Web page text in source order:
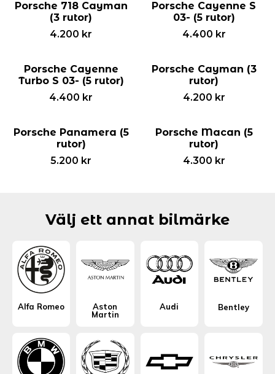
Porsche 718 Cayman
(3 rutor)
4.200 kr
Porsche Cayenne S
03- (5 rutor)
4.400 kr
Porsche Cayenne
Turbo S 03- (5 rutor)
4.400 kr
Porsche Cayman (3
rutor)
4.200 kr
Porsche Panamera (5
rutor)
5.200 kr
Porsche Macan (5
rutor)
4.300 kr
Välj ett annat bilmärke
Alfa Romeo
Aston
Martin
Audi Bentley